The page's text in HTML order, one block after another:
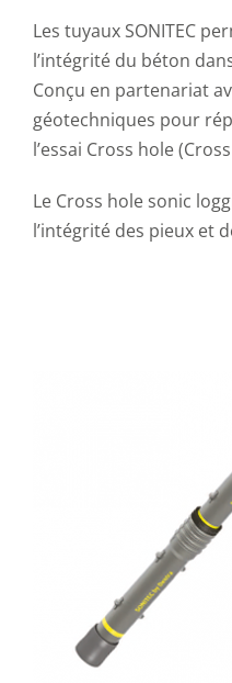
Les tuyaux SONITEC
l’intégrité du béton
Conçu en partenariat
géotechniques pour
l’essai Cross hole
Le Cross hole sonic
l’intégrité des pieux et